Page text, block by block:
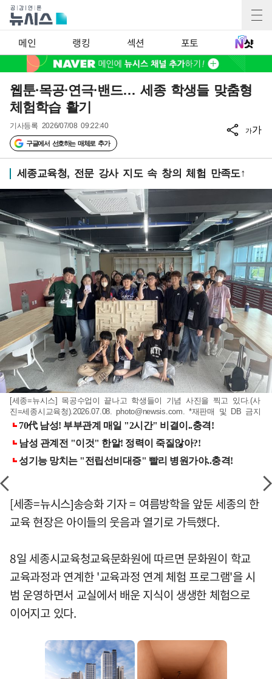
메인 랭킹 섹션 포토
웹툰·목공·연극·밴드… 세종 학생들 맞춤형
체험학습 활기
기사등록 2026/07/08 09:22:40
구글에서 선호하는 매체로 추가
가가
세종교육청, 전문 강사 지도 속 창의 체험 만족도↑
[세종=뉴시스] 목공수업이 끝나고 학생들이 기념 사진을 찍고 있다.(사
진=세종시교육청).2026.07.08.photo@newsis.com. *재판매 및 DB 금지
[세종=뉴시스]송승화 기자 = 여름방학을 앞둔 세종의 한
교육 현장은 아이들의 웃음과 열기로 가득했다.
8일 세종시교육청교육문화원에 따르면 문화원이 학교
교육과정과 연계한 '교육과정 연계 체험 프로그램'을 시
범 운영하면서 교실에서 배운 지식이 생생한 체험으로
이어지고 있다.